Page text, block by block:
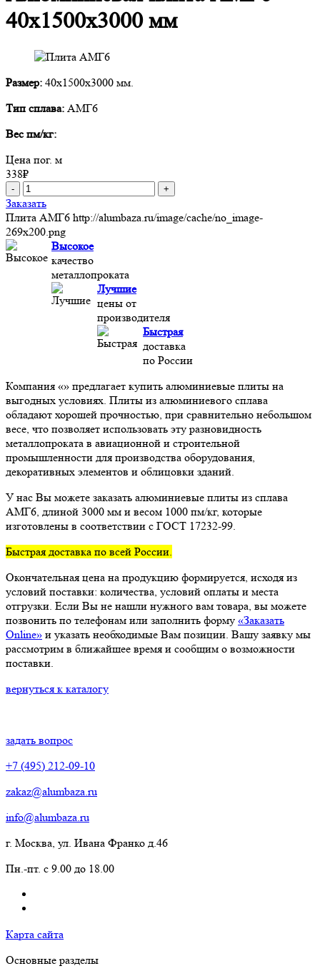
40х1500х3000 мм
Размер: 40х1500х3000 мм.
Тип сплава: АМГ6
Вес пм/кг:
Цена пог. м
338₽
- +
Заказать
Плита АМГ6 http://alumbaza.ru/image/cache/no_image-
269x200.png
Высокое
качество
металлопроката
Лучшие
цены от
производителя
Быстрая
доставка
по России
Компания «» предлагает купить алюминиевые плиты на
выгодных условиях. Плиты из алюминиевого сплава
обладают хорошей прочностью, при сравнительно небольшом
весе, что позволяет использовать эту разновидность
металлопроката в авиационной и строительной
промышленности для производства оборудования,
декоративных элементов и облицовки зданий.
У нас Вы можете заказать алюминиевые плиты из сплава
АМГ6, длиной 3000 мм и весом 1000 пм/кг, которые
изготовлены в соответствии с ГОСТ 17232-99.
Быстрая доставка по всей России.
Окончательная цена на продукцию формируется, исходя из
условий поставки: количества, условий оплаты и места
отгрузки. Если Вы не нашли нужного вам товара, вы можете
позвонить по телефонам или заполнить форму «Заказать
Online» и указать необходимые Вам позиции. Вашу заявку мы
рассмотрим в ближайшее время и сообщим о возможности
поставки.
вернуться к каталогу
задать вопрос
+7 (495) 212-09-10
zakaz@alumbaza.ru
info@alumbaza.ru
г. Москва, ул. Ивана Франко д.46
Пн.-пт. с 9.00 до 18.00
Карта сайта
Основные разделы